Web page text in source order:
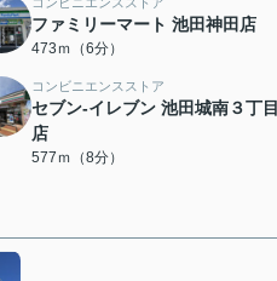
ファミリーマート 池田神田店
473ｍ（6分）
コンビニエンスストア
セブン-イレブン 池田城南３丁目
店
577ｍ（8分）